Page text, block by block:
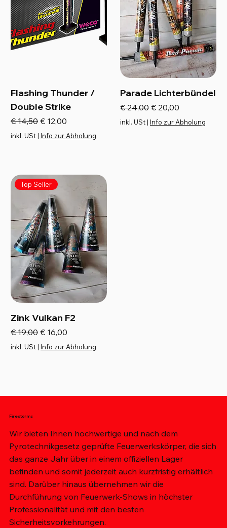
Flashing Thunder /
Double Strike
Standardpreis
€ 14,50 Sale-Preis
€ 12,00
inkl. USt| Info zur Abholung
Parade Lichterbündel
Standardpreis
€ 24,00 Sale-Preis
€ 20,00
inkl. USt| Info zur Abholung
Top Seller
Zink Vulkan F2
Standardpreis
€ 19,00 Sale-Preis
€ 16,00
inkl. USt| Info zur Abholung
Firestorms
Wir bieten Ihnen hochwertige und nach dem
Pyrotechnikgesetz geprüfte Feuerwerkskörper, die sich
das ganze Jahr über in einem offiziellen Lager
befinden und somit jederzeit auch kurzfristig erhältlich
sind. Darüber hinaus übernehmen wir die
Durchführung von Feuerwerk-Shows in höchster
Professionalität und mit den besten
Sicherheitsvorkehrungen.